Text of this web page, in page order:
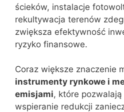
ścieków, instalacje
rekultywacja terenów
zwiększa efektywność
ryzyko finansowe.
Coraz większe znaczenie
instrumenty rynkowe i
emisjami, które
wspieranie redukcji